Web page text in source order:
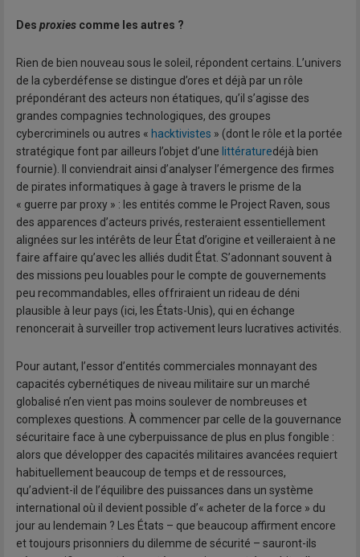
Des proxies comme les autres ?
Rien de bien nouveau sous le soleil, répondent certains. L’univers
de la cyberdéfense se distingue d’ores et déjà par un rôle
prépondérant des acteurs non étatiques, qu’il s’agisse des
grandes compagnies technologiques, des groupes
cybercriminels ou autres « hacktivistes » (dont le rôle et la portée
stratégique font par ailleurs l’objet d’une littératuredéjà bien
fournie). Il conviendrait ainsi d’analyser l’émergence des firmes
de pirates informatiques à gage à travers le prisme de la
« guerre par proxy » : les entités comme le Project Raven, sous
des apparences d’acteurs privés, resteraient essentiellement
alignées sur les intérêts de leur État d’origine et veilleraient à ne
faire affaire qu’avec les alliés dudit État. S’adonnant souvent à
des missions peu louables pour le compte de gouvernements
peu recommandables, elles offriraient un rideau de déni
plausible à leur pays (ici, les États-Unis), qui en échange
renoncerait à surveiller trop activement leurs lucratives activités.
Pour autant, l’essor d’entités commerciales monnayant des
capacités cybernétiques de niveau militaire sur un marché
globalisé n’en vient pas moins soulever de nombreuses et
complexes questions. À commencer par celle de la gouvernance
sécuritaire face à une cyberpuissance de plus en plus fongible :
alors que développer des capacités militaires avancées requiert
habituellement beaucoup de temps et de ressources,
qu’advient-il de l’équilibre des puissances dans un système
international où il devient possible d’« acheter de la force » du
jour au lendemain ? Les États – que beaucoup affirment encore
et toujours prisonniers du dilemme de sécurité – sauront-ils